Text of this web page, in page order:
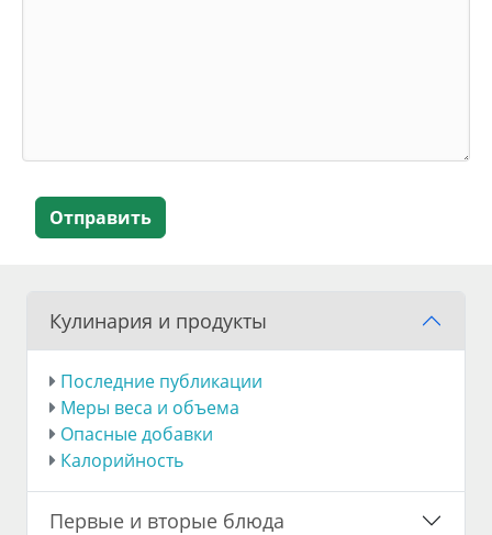
Отправить
Кулинария и продукты
Последние публикации
Меры веса и объема
Опасные добавки
Калорийность
Первые и вторые блюда